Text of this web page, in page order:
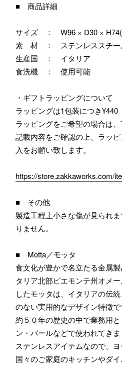
■ 商品詳細
サイズ ： W96 × D30 ×
素 材 ： ステンレススチー
生産国 ： イタリア
食洗機 ： 使用可能
・ギフトラッピングについて
ラッピングは1包装につき¥440
ラッピングをご希望の場合は
記載内容をご確認の上、ラッ
入をお願い致します。
https://store.zakkaworks.com/
■ その他
製造工程上小さな傷が見られ
りません。
■ Motta／モッタ
食文化が豊かで名立たる金属
タリア北部ピエモンテ州オメ
したモッタは、イタリアの伝
のない実用的なデザイン特徴で
約５０年の歴史の中で業務用
ン・バールなどで使われてき
ステンレスアイテムなので、
国々のご家庭のキッチンやダ